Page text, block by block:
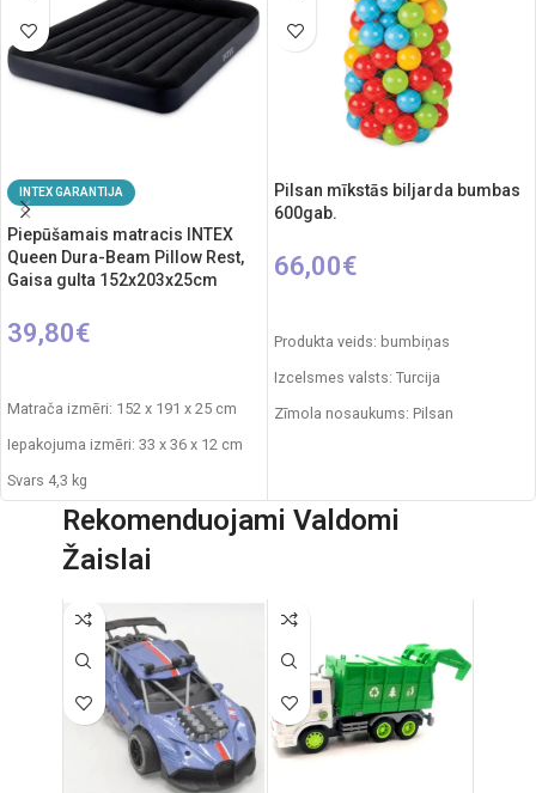
INTEX GARANTIJA
Piepūšamais matracis INTEX
Queen Dura-Beam Pillow Rest,
Gaisa gulta 152x203x25cm
39,80€
Matrača izmēri: 152 x 191 x 25 cm
Iepakojuma izmēri: 33 x 36 x 12 cm
Svars 4,3 kg
Materiāls: PVC, velūrs
Maksimālā slodze: 272 kg.
Pilsan mīkstās biljarda bumbas
600gab.
66,00€
Produkta veids: bumbiņas
Izcelsmes valsts: Turcija
Zīmola nosaukums: Pilsan
Rekomenduojami Valdomi
Žaislai